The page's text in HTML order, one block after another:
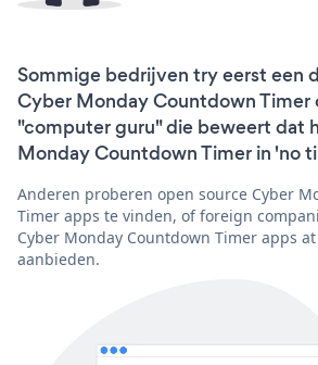
Sommige bedrijven try eerst een
Cyber Monday Countdown Timer
"computer guru" die beweert dat
Monday Countdown Timer in 'no
Anderen proberen open source Cyber
Timer apps te vinden, of foreign
Cyber Monday Countdown Timer apps
aanbieden.